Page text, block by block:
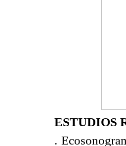
ESTUDIOS
.